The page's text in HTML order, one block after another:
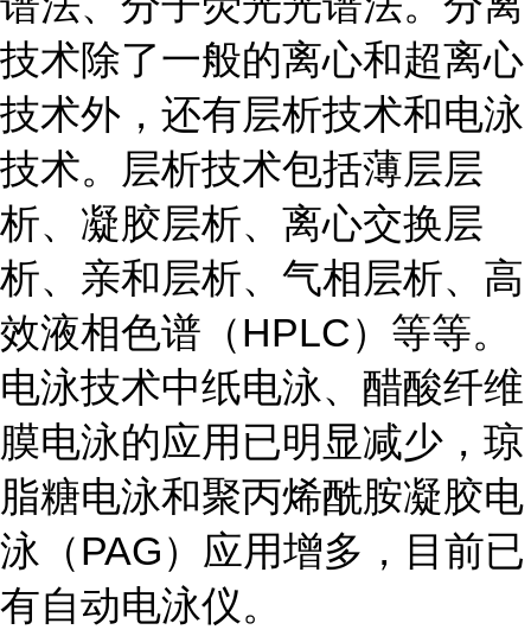
技术除了一般的离心和超离心
技术外，还有层析技术和电泳
技术。层析技术包括薄层层
析、凝胶层析、离心交换层
析、亲和层析、气相层析、高
效液相色谱（HPLC）等等。
电泳技术中纸电泳、醋酸纤维
膜电泳的应用已明显减少，琼
脂糖电泳和聚丙烯酰胺凝胶电
泳（PAG）应用增多，目前已
有自动电泳仪。